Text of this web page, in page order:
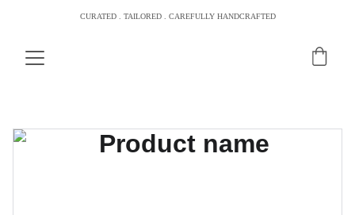
CURATED . TAILORED . CAREFULLY HANDCRAFTED